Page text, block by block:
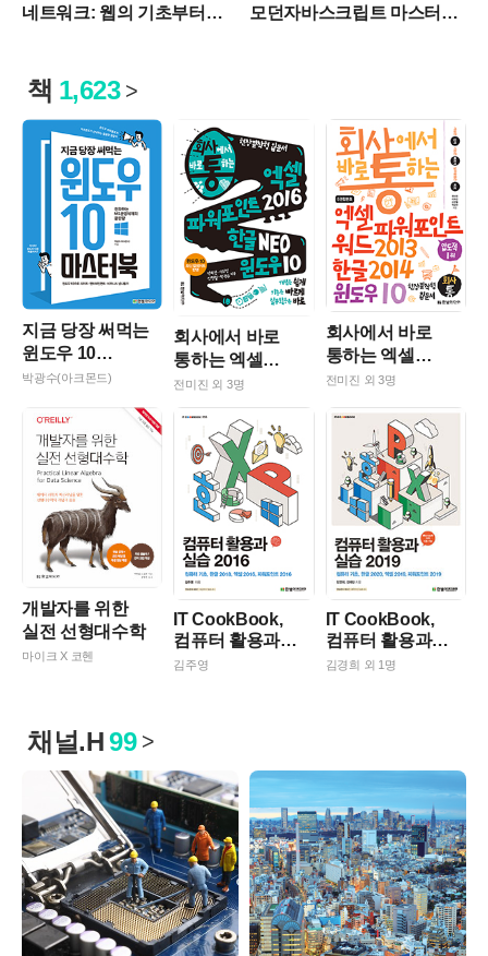
네트워크: 웹의 기초부터
모던자바스크립트 마스터
책 1,623 >
지금 당장 써먹는
윈도우 10
마스터북
박광수(아크몬드)
회사에서 바로
통하는 엑셀
+파워포인트
2016&한글 NEO&
윈도우 10
전미진 외 3명
회사에서 바로
통하는 엑셀
+파워포인트+워드
& 윈도우 10
전미진 외 3명
개발자를 위한
실전 선형대수학
마이크 X 코헨
IT CookBook,
컴퓨터 활용과
실습 2016
김주영
IT CookBook,
컴퓨터 활용과
실습 2019
김경희 외 1명
채널.H99 >